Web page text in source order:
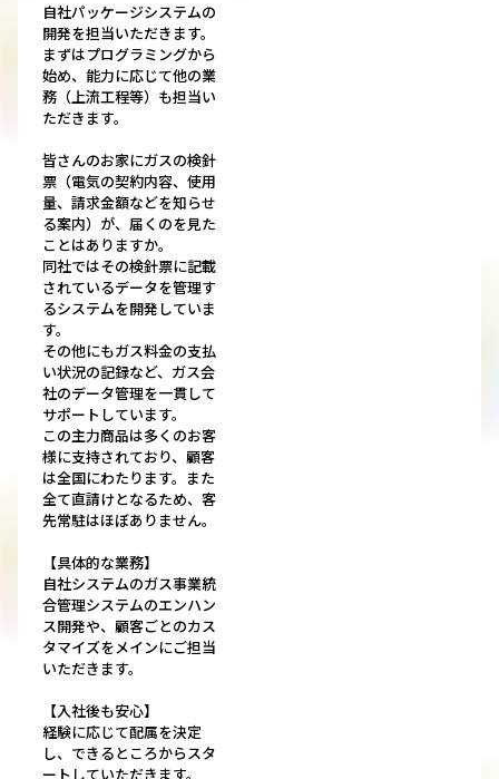
自社パッケージシステムの
開発を担当いただきます。
まずはプログラミングから
始め、能力に応じて他の業
務（上流工程等）も担当い
ただきます。
皆さんのお家にガスの検針
票（電気の契約内容、使用
量、請求金額などを知らせ
る案内）が、届くのを見た
ことはありますか。
同社ではその検針票に記載
されているデータを管理す
るシステムを開発していま
す。
その他にもガス料金の支払
い状況の記録など、ガス会
社のデータ管理を一貫して
サポートしています。
この主力商品は多くのお客
様に支持されており、顧客
は全国にわたります。また
全て直請けとなるため、客
先常駐はほぼありません。
【具体的な業務】
自社システムのガス事業統
合管理システムのエンハン
ス開発や、顧客ごとのカス
タマイズをメインにご担当
いただきます。
【入社後も安心】
経験に応じて配属を決定
し、できるところからスタ
ートしていただきます。